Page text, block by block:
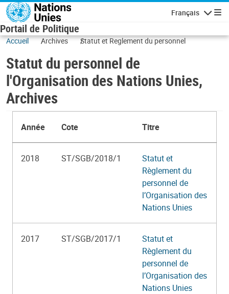
Aller au contenu principal
Français
Portail de Politique
Accueil Archives Statut et Reglement du personnel
Statut du personnel de
l'Organisation des Nations Unies,
Archives
Année Cote Titre
2018 ST/SGB/2018/1
Statut et
Règlement du
personnel de
l’Organisation des
Nations Unies
2017 ST/SGB/2017/1
Statut et
Règlement du
personnel de
l’Organisation des
Nations Unies